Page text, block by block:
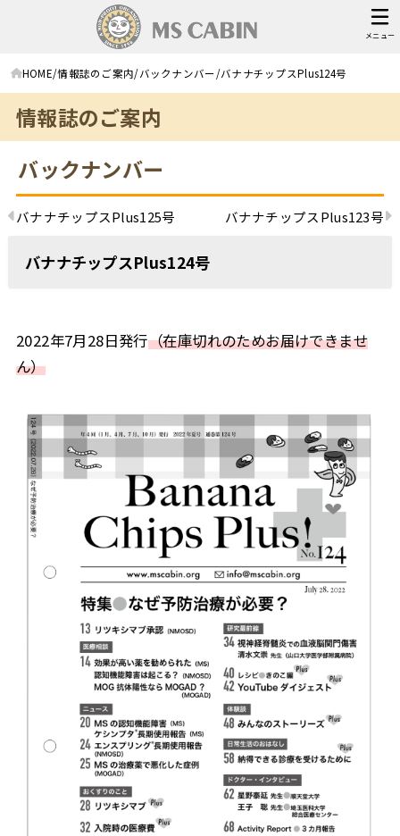
メニュー
HOME 情報誌のご案内 バックナンバー バナナチップスPlus124号
情報誌のご案内
バックナンバー
バナナチップスPlus125号 バナナチップスPlus123号
バナナチップスPlus124号
2022年7月28日発行（在庫切れのためお届けできませ
ん）